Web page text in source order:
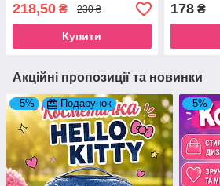
218,50 ₴ 230 ₴
Купити
дівчинці
178₴
Акційні пропозиції та новинки
–5% Подарунок –5%